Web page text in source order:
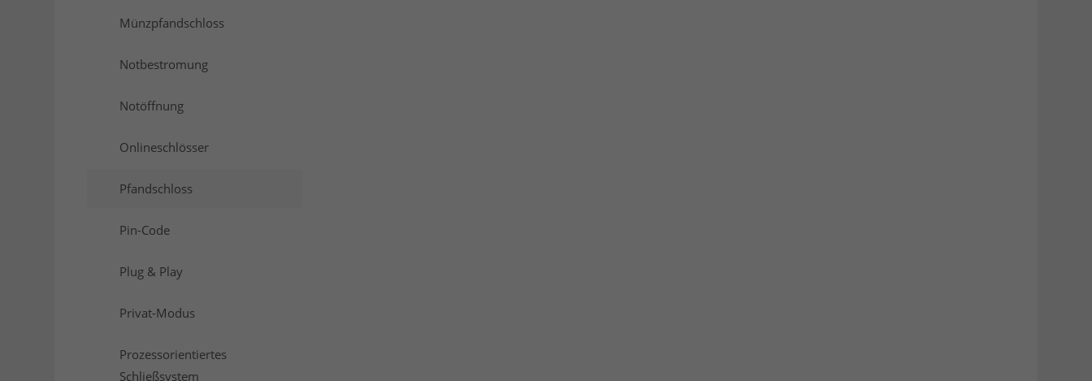
Münzpfandschloss
Notbestromung
Notöffnung
Onlineschlösser
Pfandschloss
Pin-Code
Plug & Play
Privat-Modus
Prozessorientiertes
Schließsystem